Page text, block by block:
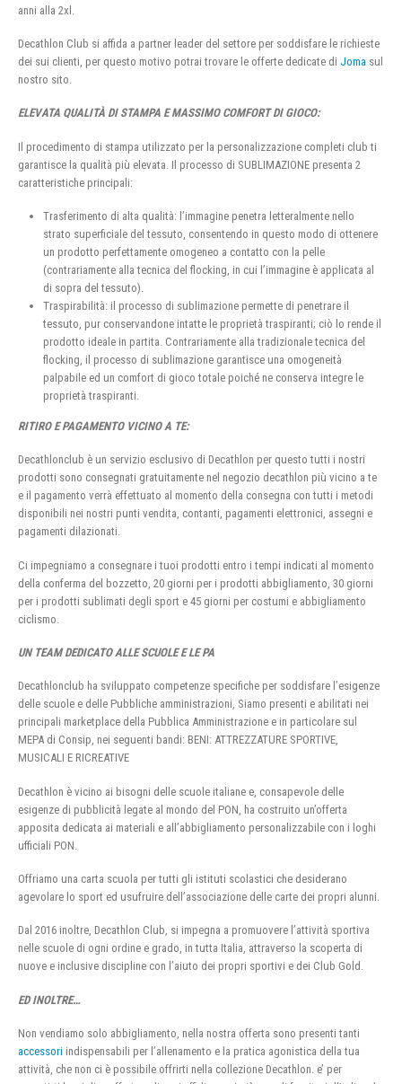
anni alla 2xl.
Decathlon Club si affida a partner leader del settore per soddisfare le richieste
dei sui clienti, per questo motivo potrai trovare le offerte dedicate di Joma sul
nostro sito.
ELEVATA QUALITÀ DI STAMPA E MASSIMO COMFORT DI GIOCO:
Il procedimento di stampa utilizzato per la personalizzazione completi club ti
garantisce la qualità più elevata. Il processo di SUBLIMAZIONE presenta 2
caratteristiche principali:
Trasferimento di alta qualità: l’immagine penetra letteralmente nello
strato superficiale del tessuto, consentendo in questo modo di ottenere
un prodotto perfettamente omogeneo a contatto con la pelle
(contrariamente alla tecnica del flocking, in cui l’immagine è applicata al
di sopra del tessuto).
Traspirabilità: il processo di sublimazione permette di penetrare il
tessuto, pur conservandone intatte le proprietà traspiranti; ciò lo rende il
prodotto ideale in partita. Contrariamente alla tradizionale tecnica del
flocking, il processo di sublimazione garantisce una omogeneità
palpabile ed un comfort di gioco totale poiché ne conserva integre le
proprietà traspiranti.
RITIRO E PAGAMENTO VICINO A TE:
Decathlonclub è un servizio esclusivo di Decathlon per questo tutti i nostri
prodotti sono consegnati gratuitamente nel negozio decathlon più vicino a te
e il pagamento verrà effettuato al momento della consegna con tutti i metodi
disponibili nei nostri punti vendita, contanti, pagamenti elettronici, assegni e
pagamenti dilazionati.
Ci impegniamo a consegnare i tuoi prodotti entro i tempi indicati al momento
della conferma del bozzetto, 20 giorni per i prodotti abbigliamento, 30 giorni
per i prodotti sublimati degli sport e 45 giorni per costumi e abbigliamento
ciclismo.
UN TEAM DEDICATO ALLE SCUOLE E LE PA
Decathlonclub ha sviluppato competenze specifiche per soddisfare l’esigenze
delle scuole e delle Pubbliche amministrazioni, Siamo presenti e abilitati nei
principali marketplace della Pubblica Amministrazione e in particolare sul
MEPA di Consip, nei seguenti bandi: BENI: ATTREZZATURE SPORTIVE,
MUSICALI E RICREATIVE
Decathlon è vicino ai bisogni delle scuole italiane e, consapevole delle
esigenze di pubblicità legate al mondo del PON, ha costruito un’offerta
apposita dedicata ai materiali e all’abbigliamento personalizzabile con i loghi
ufficiali PON.
Offriamo una carta scuola per tutti gli istituti scolastici che desiderano
agevolare lo sport ed usufruire dell’associazione delle carte dei propri alunni.
Dal 2016 inoltre, Decathlon Club, si impegna a promuovere l’attività sportiva
nelle scuole di ogni ordine e grado, in tutta Italia, attraverso la scoperta di
nuove e inclusive discipline con l’aiuto dei propri sportivi e dei Club Gold.
ED INOLTRE…
Non vendiamo solo abbigliamento, nella nostra offerta sono presenti tanti
accessori indispensabili per l’allenamento e la pratica agonistica della tua
attività, che non ci è possibile offrirti nella collezione Decathlon. e’ per